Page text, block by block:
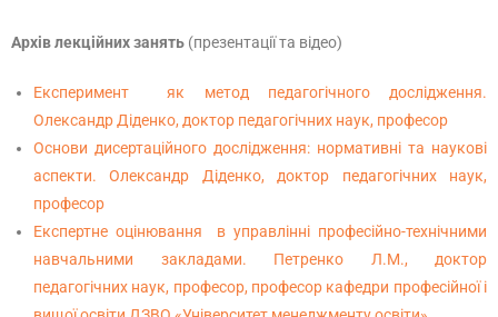
Архів лекційних занять (презентації та відео)
Експеримент як метод педагогічного дослідження.
Олександр Діденко, доктор педагогічних наук, професор
Основи дисертаційного дослідження: нормативні та наукові
аспекти. Олександр Діденко, доктор педагогічних наук,
професор
Експертне оцінювання в управлінні професійно-технічними
навчальними закладами. Петренко Л.М., доктор
педагогічних наук, професор, професор кафедри професійної і